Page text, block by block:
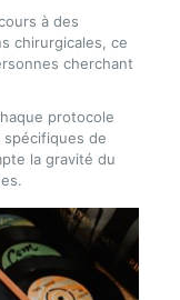
à des
chirurgicales, ce
cherchant
protocole
de
la gravité du